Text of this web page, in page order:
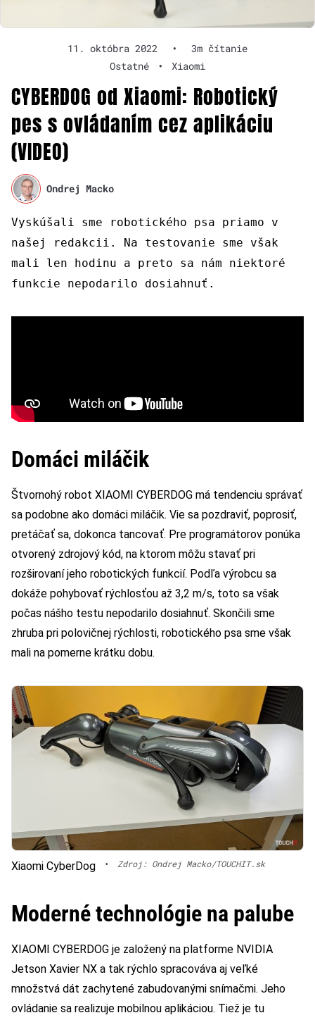
11. októbra 2022 •
3m čítanie
Ostatné
• Xiaomi
CYBERDOG od Xiaomi: Robotický
pes s ovládaním cez aplikáciu
(VIDEO)
Ondrej Macko
Vyskúšali sme robotického psa priamo v
našej redakcii. Na testovanie sme však
mali len hodinu a preto sa nám niektoré
funkcie nepodarilo dosiahnuť.
Domáci miláčik
Štvornohý robot XIAOMI CYBERDOG má tendenciu správať
sa podobne ako domáci miláčik. Vie sa pozdraviť, poprosiť,
pretáčať sa, dokonca tancovať. Pre programátorov ponúka
otvorený zdrojový kód, na ktorom môžu stavať pri
rozširovaní jeho robotických funkcií. Podľa výrobcu sa
dokáže pohybovať rýchlosťou až 3,2 m/s, toto sa však
počas nášho testu nepodarilo dosiahnuť. Skončili sme
zhruba pri polovičnej rýchlosti, robotického psa sme však
mali na pomerne krátku dobu.
Xiaomi CyberDog • Zdroj: Ondrej Macko/TOUCHIT.sk
Moderné technológie na palube
XIAOMI CYBERDOG je založený na platforme NVIDIA
Jetson Xavier NX a tak rýchlo spracováva aj veľké
množstvá dát zachytené zabudovanými snímačmi. Jeho
ovládanie sa realizuje mobilnou aplikáciou. Tiež je tu